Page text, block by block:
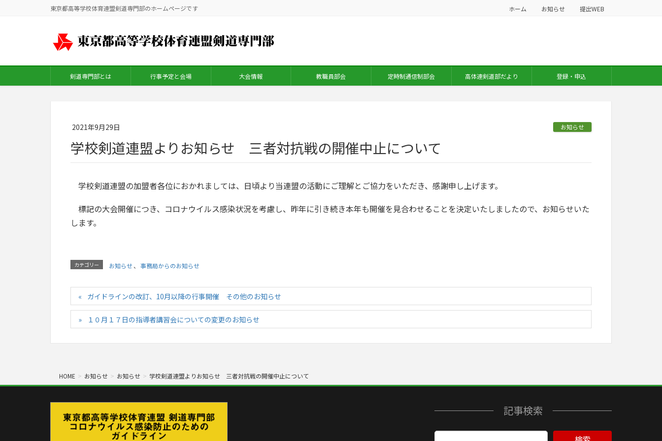
東京都高等学校体育連盟剣道専門部のホームページです ホーム お知らせ 提出WEB
剣道専門部とは 行事予定と会場 大会情報 教職員部会 定時制通信制部会 高体連剣道部だより 登録・申込
2021年9月29日 お知らせ
学校剣道連盟よりお知らせ 三者対抗戦の開催中止について
学校剣道連盟の加盟者各位におかれましては、日頃より当連盟の活動にご理解とご協力をいただき、感謝申し上げます。
標記の大会開催につき、コロナウイルス感染状況を考慮し、昨年に引き続き本年も開催を見合わせることを決定いたしましたので、お知らせいた
します。
カテゴリー お知らせ、 事務局からのお知らせ
ガイドラインの改訂、10月以降の行事開催 その他のお知らせ
１０月１７日の指導者講習会についての変更のお知らせ
HOME お知らせ お知らせ 学校剣道連盟よりお知らせ 三者対抗戦の開催中止について
記事検索